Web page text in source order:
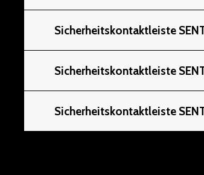
Sicherheitskontaktleiste
Sicherheitskontaktleiste
Sicherheitskontaktleiste